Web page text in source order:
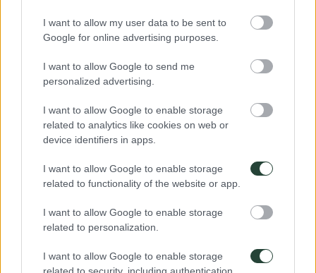
I want to allow my user data to be sent to
Google for online advertising purposes.
I want to allow Google to send me
personalized advertising.
I want to allow Google to enable storage
related to analytics like cookies on web or
device identifiers in apps.
I want to allow Google to enable storage
related to functionality of the website or app.
I want to allow Google to enable storage
related to personalization.
I want to allow Google to enable storage
related to security, including authentication
En 3000KM viajamos acompañadas/os por nuestras/os
coordinadoras/es, experimentadas/os viajeras/os que nos orientarán,
asesorarán y sobre todo compartirán el viaje contigo. Saben cómo
desenvolverse en situaciones inéditas y tratarán de hacerte la vida
más fácil. Conocerán de antemano la ruta que se pretende hacer
camino se tomarán por consenso en el grupo. Son ese hombre o
mujer a quién mirar cuando no sepamos dónde ir, en quién confiar y
a quién dirigirse cuando sea necesario un claro liderazgo. Podéis
saber más sobre el equipo en Coordinación del Viaje.